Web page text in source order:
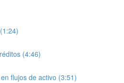
(4:46)
flujos de activo (3:51)